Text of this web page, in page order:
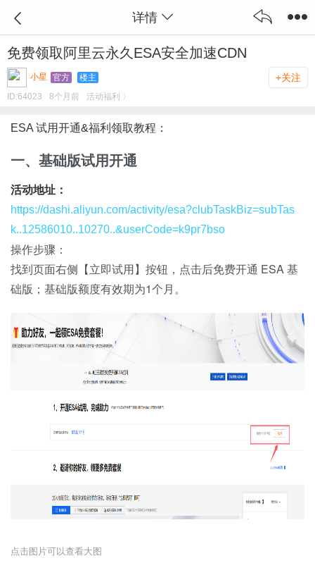
详情
免费领取阿里云永久ESA安全加速CDN
+关注
小星 官方
楼主
ID:64023 8个月前 活动福利 〉
ESA 试用开通&福利领取教程：
一、基础版试用开通
活动地址：
https://dashi.aliyun.com/activity/esa?clubTaskBiz=subTas
k..12586010..10270..&userCode=k9pr7bso
操作步骤：
找到页面右侧【立即试用】按钮，点击后免费开通 ESA 基
础版；基础版额度有效期为1个月。
点击图片可以查看大图